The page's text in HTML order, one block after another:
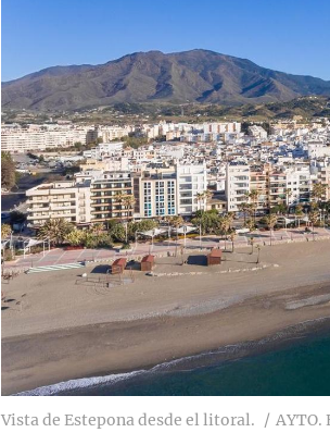
Vista de Estepona desde el litoral. AYTO.